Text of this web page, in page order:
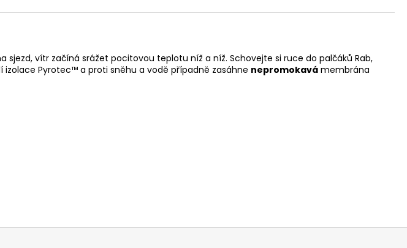
vítr začíná srážet pocitovou teplotu níž a níž. Schovejte si ruce do palčáků Rab,
izolace Pyrotec™ a proti sněhu a vodě případně zasáhne nepromokavá membrána